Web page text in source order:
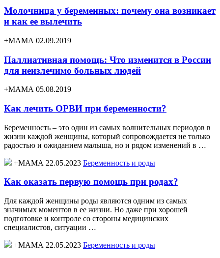
Молочница у беременных: почему она возникает
и как ее вылечить
+МАМА 02.09.2019
Паллиативная помощь: Что изменится в России
для неизлечимо больных людей
+МАМА 05.08.2019
Как лечить ОРВИ при беременности?
Беременность – это один из самых волнительных периодов в
жизни каждой женщины, который сопровождается не только
радостью и ожиданием малыша, но и рядом изменений в …
+МАМА 22.05.2023 Беременность и роды
Как оказать первую помощь при родах?
Для каждой женщины роды являются одним из самых
значимых моментов в ее жизни. Но даже при хорошей
подготовке и контроле со стороны медицинских
специалистов, ситуации …
+МАМА 22.05.2023 Беременность и роды